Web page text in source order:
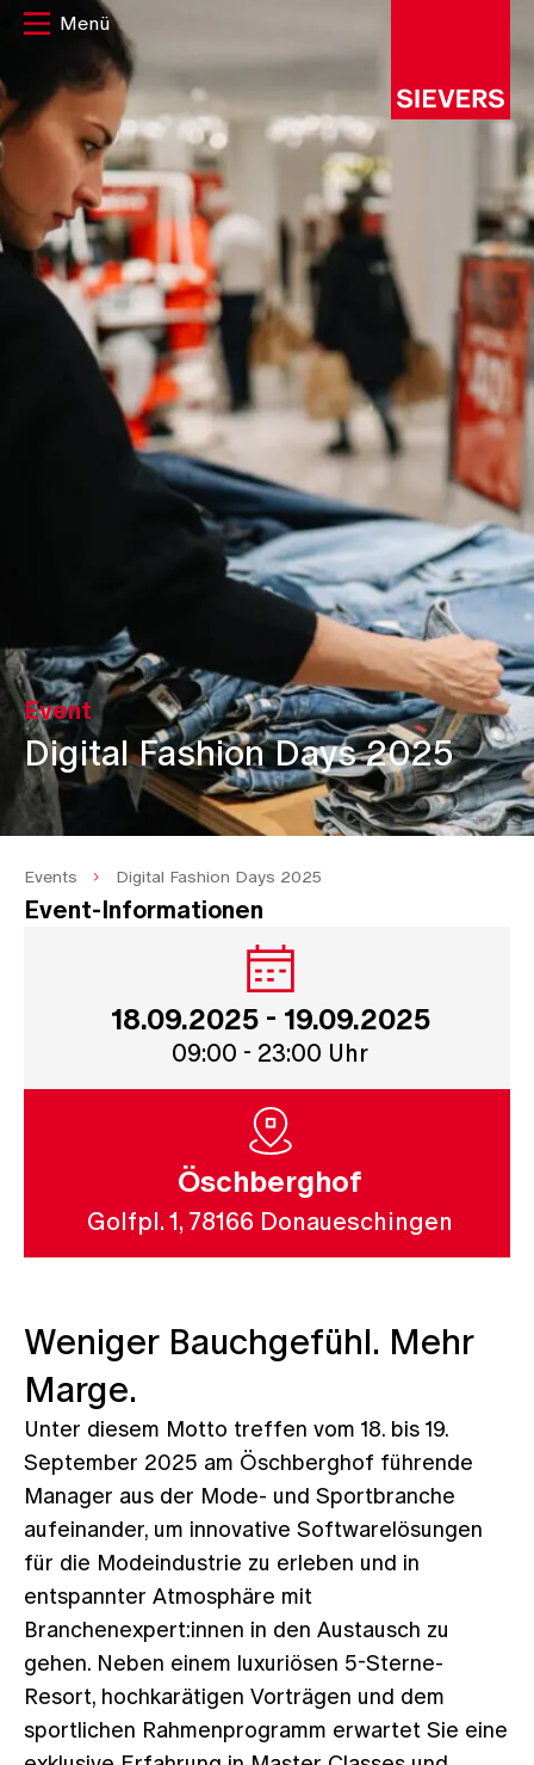
Event
Digital Fashion Days 2025
Events Digital Fashion Days 2025
Event-Informationen
18.09.2025 - 19.09.2025
09:00 - 23:00 Uhr
Öschberghof
Golfpl. 1, 78166 Donaueschingen
Weniger Bauchgefühl. Mehr
Marge.
Unter diesem Motto treffen vom 18. bis 19.
September 2025 am Öschberghof führende
Manager aus der Mode- und Sportbranche
aufeinander, um innovative Softwarelösungen
für die Modeindustrie zu erleben und in
entspannter Atmosphäre mit
Branchenexpert:innen in den Austausch zu
gehen. Neben einem luxuriösen 5-Sterne-
Resort, hochkarätigen Vorträgen und dem
sportlichen Rahmenprogramm erwartet Sie eine